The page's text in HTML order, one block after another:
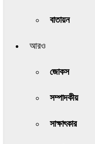
বাতায়ন
আরও
জোকস
সম্পাদকীয়
সাক্ষাৎকার